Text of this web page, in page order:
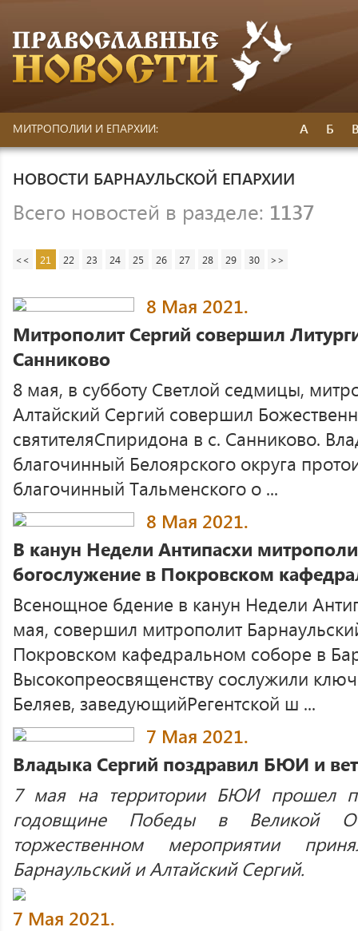
МИТРОПОЛИИ И ЕПАРХИИ: А Б
НОВОСТИ БАРНАУЛЬСКОЙ ЕПАРХИИ
Всего новостей в разделе: 1137
<< 21 22 23 24 25 26 27 28 29 30 >>
8 Мая 2021.
Митрополит Сергий совершил
Санниково
8 мая, в субботу Светлой седмицы,
Алтайский Сергий совершил
святителяСпиридона в с. Санниково.
благочинный Белоярского округа
благочинный Тальменского о ...
8 Мая 2021.
В канун Недели Антипасхи
богослужение в Покровском
Всенощное бдение в канун Недели
мая, совершил митрополит
Покровском кафедральном соборе в
Высокопреосвященству сослужили
Беляев, заведующийРегентской ш ...
7 Мая 2021.
Владыка Сергий поздравил БЮИ и
7 мая на территории БЮИ прошел
годовщине Победы в Великой
торжественном мероприятии
Барнаульский и Алтайский Сергий.
7 Мая 2021.